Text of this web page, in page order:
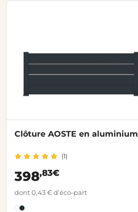
Clôture AOSTE en aluminium
(1)
398,83€
dont 0,43 € d’éco-part